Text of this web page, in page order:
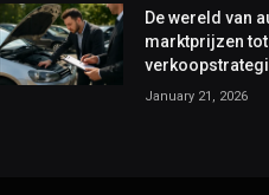
De wereld van
marktprijzen
January 21, 2026